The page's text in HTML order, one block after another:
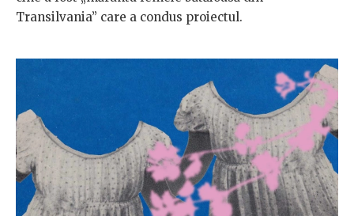
Transilvania” care a condus proiectul.